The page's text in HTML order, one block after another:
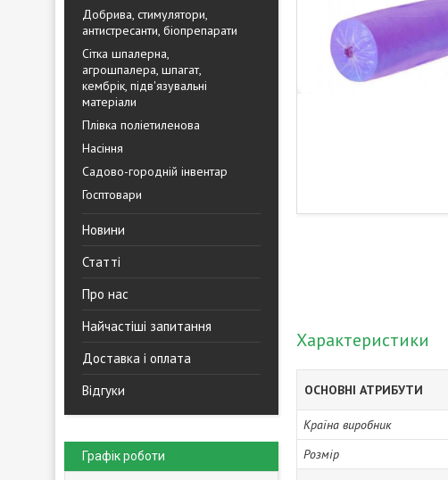
Добрива, стимулятори,
антистресанти, біопрепарати
Сітка шпалерна,
агрошпалера, шпагат,
кембрік, підв'язувальні
матеріали
Плівка поліетиленова
Насіння
Садово-городній інвентар
Госптовари
Новини
Статті
Про нас
Найчастіші запитання
Доставка і оплата
Відгуки
Графік роботи
Характеристики
ОСНОВНІ АТРИБУТИ
Країна виробник
Розмір